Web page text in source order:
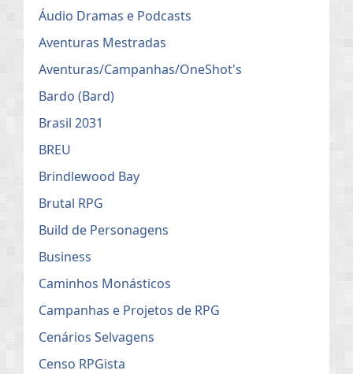
Áudio Dramas e Podcasts
Aventuras Mestradas
Aventuras/Campanhas/OneShot's
Bardo (Bard)
Brasil 2031
BREU
Brindlewood Bay
Brutal RPG
Build de Personagens
Business
Caminhos Monásticos
Campanhas e Projetos de RPG
Cenários Selvagens
Censo RPGista